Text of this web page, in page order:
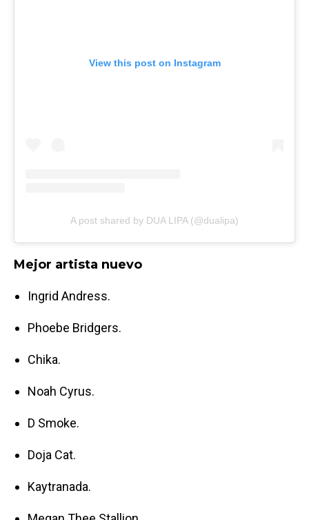
View this post on Instagram
A post shared by DUA LIPA (@dualipa)
Mejor artista nuevo
Ingrid Andress.
Phoebe Bridgers.
Chika.
Noah Cyrus.
D Smoke.
Doja Cat.
Kaytranada.